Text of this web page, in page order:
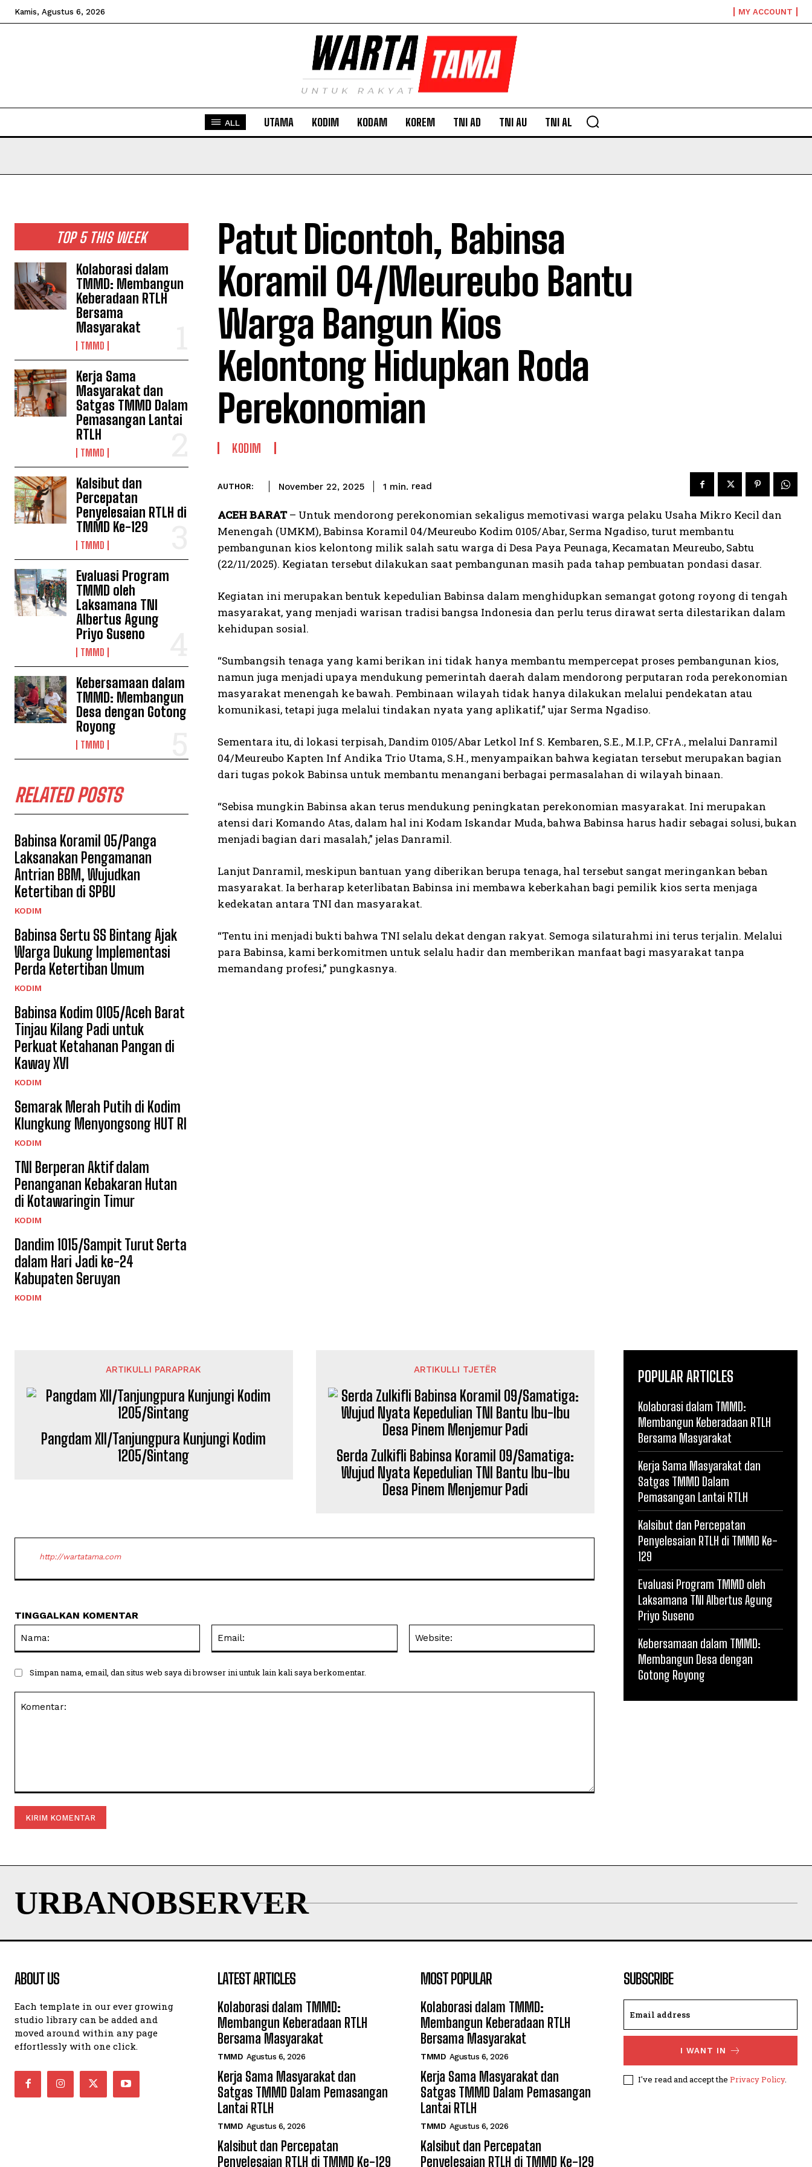
Kamis, Agustus 6, 2026 MY ACCOUNT
ALL UTAMA KODIM KODAM KOREM TNI AD TNI AU TNI AL
TOP 5 THIS WEEK
Kolaborasi dalam
TMMD: Membangun
Keberadaan RTLH
Bersama
Masyarakat
TMMD
Kerja Sama
Masyarakat dan
Satgas TMMD Dalam
Pemasangan Lantai
RTLH
TMMD
Kalsibut dan
Percepatan
Penyelesaian RTLH di
TMMD Ke-129
TMMD
Evaluasi Program
TMMD oleh
Laksamana TNI
Albertus Agung
Priyo Suseno
TMMD
Kebersamaan dalam
TMMD: Membangun
Desa dengan Gotong
Royong
TMMD
RELATED POSTS
Babinsa Koramil 05/Panga
Laksanakan Pengamanan
Antrian BBM, Wujudkan
Ketertiban di SPBU
KODIM
Babinsa Sertu SS Bintang Ajak
Warga Dukung Implementasi
Perda Ketertiban Umum
KODIM
Babinsa Kodim 0105/Aceh Barat
Tinjau Kilang Padi untuk
Perkuat Ketahanan Pangan di
Kaway XVI
KODIM
Semarak Merah Putih di Kodim
Klungkung Menyongsong HUT RI
KODIM
TNI Berperan Aktif dalam
Penanganan Kebakaran Hutan
di Kotawaringin Timur
KODIM
Dandim 1015/Sampit Turut Serta
dalam Hari Jadi ke-24
Kabupaten Seruyan
KODIM
Patut Dicontoh, Babinsa
Koramil 04/Meureubo Bantu
Warga Bangun Kios
Kelontong Hidupkan Roda
Perekonomian
KODIM
AUTHOR: November 22, 2025 1 min. read
ACEH BARAT– Untuk mendorong perekonomian sekaligus memotivasi warga pelaku Usaha Mikro Kecil dan
Menengah (UMKM), Babinsa Koramil 04/Meureubo Kodim 0105/Abar, Serma Ngadiso, turut membantu
pembangunan kios kelontong milik salah satu warga di Desa Paya Peunaga, Kecamatan Meureubo, Sabtu
(22/11/2025). Kegiatan tersebut dilakukan saat pembangunan masih pada tahap pembuatan pondasi dasar.
Kegiatan ini merupakan bentuk kepedulian Babinsa dalam menghidupkan semangat gotong royong di tengah
masyarakat, yang menjadi warisan tradisi bangsa Indonesia dan perlu terus dirawat serta dilestarikan dalam
kehidupan sosial.
“Sumbangsih tenaga yang kami berikan ini tidak hanya membantu mempercepat proses pembangunan kios,
namun juga menjadi upaya mendukung pemerintah daerah dalam mendorong perputaran roda perekonomian
masyarakat menengah ke bawah. Pembinaan wilayah tidak hanya dilakukan melalui pendekatan atau
komunikasi, tetapi juga melalui tindakan nyata yang aplikatif,” ujar Serma Ngadiso.
Sementara itu, di lokasi terpisah, Dandim 0105/Abar Letkol Inf S. Kembaren, S.E., M.I.P., CFrA., melalui Danramil
04/Meureubo Kapten Inf Andika Trio Utama, S.H., menyampaikan bahwa kegiatan tersebut merupakan bagian
dari tugas pokok Babinsa untuk membantu menangani berbagai permasalahan di wilayah binaan.
“Sebisa mungkin Babinsa akan terus mendukung peningkatan perekonomian masyarakat. Ini merupakan
atensi dari Komando Atas, dalam hal ini Kodam Iskandar Muda, bahwa Babinsa harus hadir sebagai solusi, bukan
menjadi bagian dari masalah,” jelas Danramil.
Lanjut Danramil, meskipun bantuan yang diberikan berupa tenaga, hal tersebut sangat meringankan beban
masyarakat. Ia berharap keterlibatan Babinsa ini membawa keberkahan bagi pemilik kios serta menjaga
kedekatan antara TNI dan masyarakat.
“Tentu ini menjadi bukti bahwa TNI selalu dekat dengan rakyat. Semoga silaturahmi ini terus terjalin. Melalui
para Babinsa, kami berkomitmen untuk selalu hadir dan memberikan manfaat bagi masyarakat tanpa
memandang profesi,” pungkasnya.
ARTIKULLI PARAPRAK
Pangdam XII/Tanjungpura Kunjungi Kodim
1205/Sintang
ARTIKULLI TJETËR
Serda Zulkifli Babinsa Koramil 09/Samatiga:
Wujud Nyata Kepedulian TNI Bantu Ibu-Ibu
Desa Pinem Menjemur Padi
http://wartatama.com
TINGGALKAN KOMENTAR
Simpan nama, email, dan situs web saya di browser ini untuk lain kali saya berkomentar.
POPULAR ARTICLES
Kolaborasi dalam TMMD:
Membangun Keberadaan RTLH
Bersama Masyarakat
Kerja Sama Masyarakat dan
Satgas TMMD Dalam
Pemasangan Lantai RTLH
Kalsibut dan Percepatan
Penyelesaian RTLH di TMMD Ke-
129
Evaluasi Program TMMD oleh
Laksamana TNI Albertus Agung
Priyo Suseno
Kebersamaan dalam TMMD:
Membangun Desa dengan
Gotong Royong
URBANOBSERVER
ABOUT US
Each template in our ever growing
studio library can be added and
moved around within any page
effortlessly with one click.
LATEST ARTICLES
Kolaborasi dalam TMMD:
Membangun Keberadaan RTLH
Bersama Masyarakat
TMMD Agustus 6, 2026
Kerja Sama Masyarakat dan
Satgas TMMD Dalam Pemasangan
Lantai RTLH
TMMD Agustus 6, 2026
Kalsibut dan Percepatan
Penyelesaian RTLH di TMMD Ke-129
MOST POPULAR
Kolaborasi dalam TMMD:
Membangun Keberadaan RTLH
Bersama Masyarakat
TMMD Agustus 6, 2026
Kerja Sama Masyarakat dan
Satgas TMMD Dalam Pemasangan
Lantai RTLH
TMMD Agustus 6, 2026
Kalsibut dan Percepatan
Penyelesaian RTLH di TMMD Ke-129
SUBSCRIBE
I WANT IN
I've read and accept the Privacy Policy.